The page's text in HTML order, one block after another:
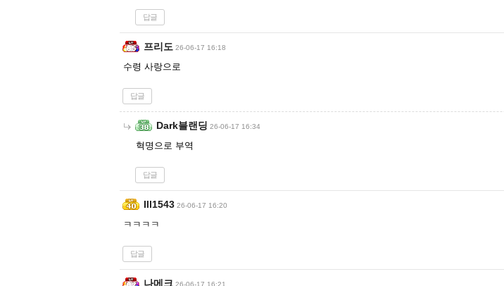
답글
프리도 26-06-17 16:18
수령 사랑으로
답글
Dark블랜딩 26-06-17 16:34
혁명으로 부역
답글
Ill1543 26-06-17 16:20
ㅋㅋㅋㅋ
답글
나메크 26-06-17 16:21